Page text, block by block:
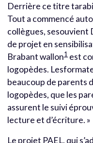
Derrière ce titre
Tout a commencé
collègues, sesouvient
de projet en
Brabant wallon1 est
logopèdes.
beaucoup de parents
logopèdes, que les
assurent le suivi
lecture et d’écriture. »
Le projet PAEL, qui